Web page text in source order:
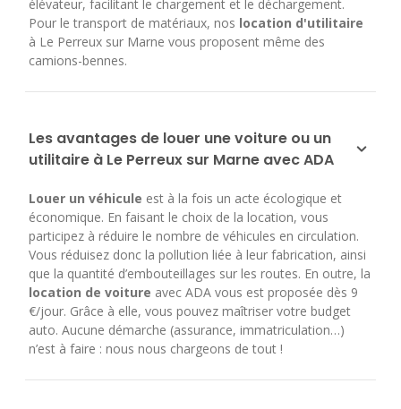
élévateur, facilitant le chargement et le déchargement.
Pour le transport de matériaux, nos location d'utilitaire
à Le Perreux sur Marne vous proposent même des
camions-bennes.
Les avantages de louer une voiture ou un
utilitaire à Le Perreux sur Marne avec ADA
Louer un véhicule est à la fois un acte écologique et
économique. En faisant le choix de la location, vous
participez à réduire le nombre de véhicules en circulation.
Vous réduisez donc la pollution liée à leur fabrication, ainsi
que la quantité d’embouteillages sur les routes. En outre, la
location de voiture avec ADA vous est proposée dès 9
€/jour. Grâce à elle, vous pouvez maîtriser votre budget
auto. Aucune démarche (assurance, immatriculation…)
n’est à faire : nous nous chargeons de tout !